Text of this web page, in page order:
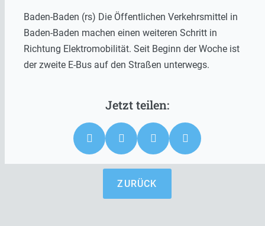
Baden-Baden (rs) Die Öffentlichen Verkehrsmittel in
Baden-Baden machen einen weiteren Schritt in
Richtung Elektromobilität. Seit Beginn der Woche ist
der zweite E-Bus auf den Straßen unterwegs.
ZURÜCK